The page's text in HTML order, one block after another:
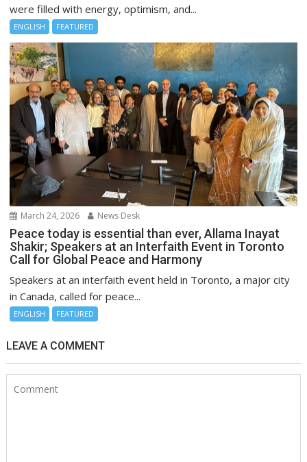
were filled with energy, optimism, and...
ENGLISH FEATURED
March 24, 2026 News Desk
Peace today is essential than ever, Allama Inayat
Shakir; Speakers at an Interfaith Event in Toronto
Call for Global Peace and Harmony
Speakers at an interfaith event held in Toronto, a major city
in Canada, called for peace...
ENGLISH FEATURED
LEAVE A COMMENT